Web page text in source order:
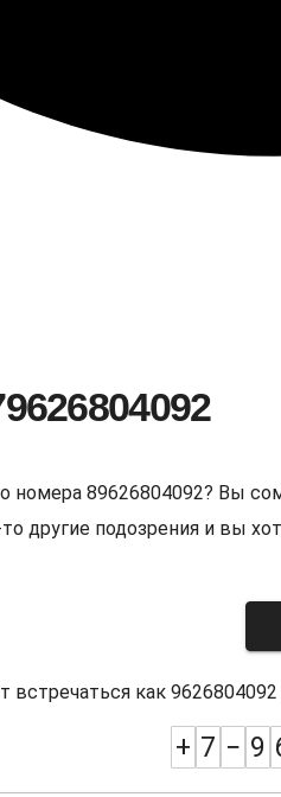
номера 89626804092? Вы
другие подозрения и вы
как
+ 7 − 9